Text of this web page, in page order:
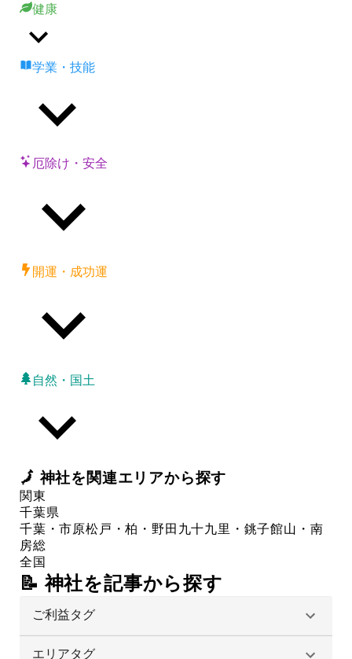
健康
学業・技能
厄除け・安全
開運・成功運
自然・国土
🗾神社を関連エリアから探す
関東
千葉県
千葉・市原松戸・柏・野田 九十九里・銚子館山・南
房総
全国
📝 神社を記事から探す
ご利益タグ
エリアタグ